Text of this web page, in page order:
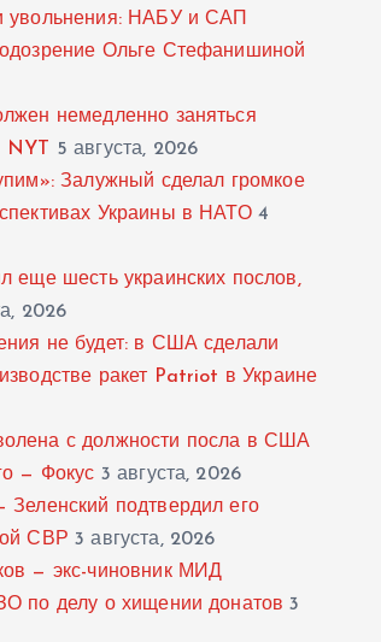
увольнения: НАБУ и САП
Ольге Стефанишиной
немедленно заняться
NYT
5 августа, 2026
Залужный сделал громкое
Украины в НАТО 4
еще шесть украинских послов,
2026
не будет: в США сделали
ракет Patriot в Украине
с должности посла в США
— Фокус 3 августа, 2026
подтвердил его
СВР 3 августа, 2026
— экс-чиновник МИД
по делу о хищении донатов 3